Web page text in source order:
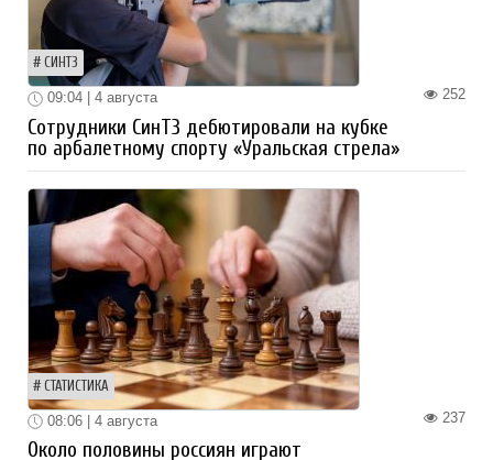
СИНТЗ
252
09:04 | 4 августа
Сотрудники СинТЗ дебютировали на кубке
по арбалетному спорту «Уральская стрела»
СТАТИСТИКА
237
08:06 | 4 августа
Около половины россиян играют